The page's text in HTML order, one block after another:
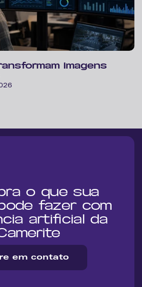
imagens
o que sua
fazer com
artificial da
em contato